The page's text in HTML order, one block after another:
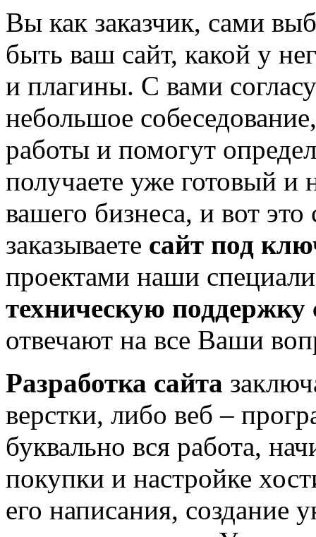
Вы как заказчик, сами
быть ваш сайт, какой у
и плагины. С вами
небольшое
работы и помогут
получаете уже готовый и
вашего бизнеса, и вот
заказываете сайт под
проектами наши
техническую поддержку
отвечают на все Ваши
Разработка сайта
верстки, либо веб –
буквально вся работа,
покупки и настройке
его написания, создание